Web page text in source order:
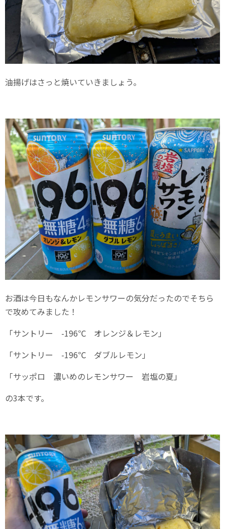
油揚げはさっと焼いていきましょう。
お酒は今日もなんかレモンサワーの気分だったのでそちら
で攻めてみました！
「サントリー -196℃ オレンジ＆レモン」
「サントリー -196℃ ダブルレモン」
「サッポロ 濃いめのレモンサワー 岩塩の夏」
の3本です。